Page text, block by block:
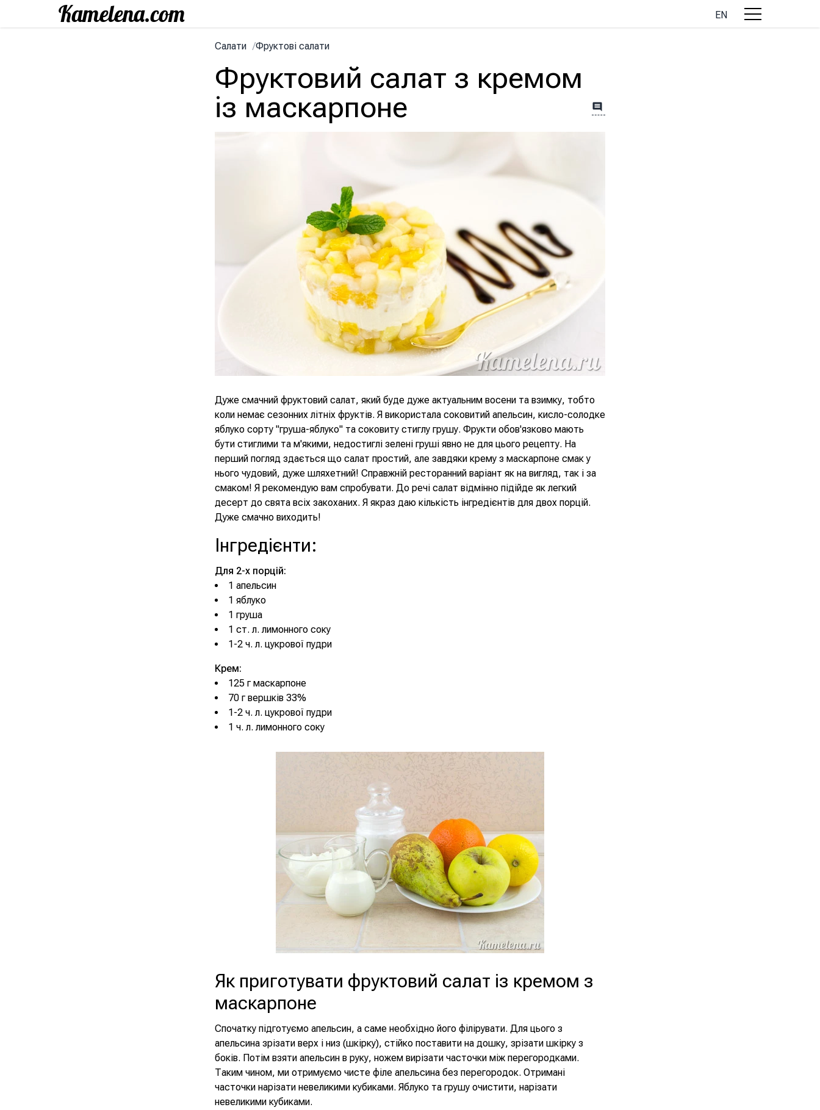
EN
Салати /Фруктові салати
Фруктовий салат з кремом
із маскарпоне
Дуже смачний фруктовий салат, який буде дуже актуальним восени та взимку, тобто
коли немає сезонних літніх фруктів. Я використала соковитий апельсин, кисло-солодке
яблуко сорту "груша-яблуко" та соковиту стиглу грушу. Фрукти обов'язково мають
бути стиглими та м'якими, недостиглі зелені груші явно не для цього рецепту. На
перший погляд здається що салат простий, але завдяки крему з маскарпоне смак у
нього чудовий, дуже шляхетний! Справжній ресторанний варіант як на вигляд, так і за
смаком! Я рекомендую вам спробувати. До речі салат відмінно підійде як легкий
десерт до свята всіх закоханих. Я якраз даю кількість інгредієнтів для двох порцій.
Дуже смачно виходить!
Інгредієнти:
Для 2-х порцій:
1 апельсин
1 яблуко
1 груша
1 ст. л. лимонного соку
1-2 ч. л. цукрової пудри
Крем:
125 г маскарпоне
70 г вершків 33%
1-2 ч. л. цукрової пудри
1 ч. л. лимонного соку
Як приготувати фруктовий салат із кремом з
маскарпоне
Спочатку підготуємо апельсин, а саме необхідно його філірувати. Для цього з
апельсина зрізати верх і низ (шкірку), стійко поставити на дошку, зрізати шкірку з
боків. Потім взяти апельсин в руку, ножем вирізати часточки між перегородками.
Таким чином, ми отримуємо чисте філе апельсина без перегородок. Отримані
часточки нарізати невеликими кубиками. Яблуко та грушу очистити, нарізати
невеликими кубиками.